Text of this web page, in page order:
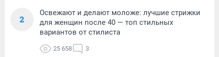
2
Освежают и делают моложе: лучшие стрижки
для женщин после 40 — топ стильных
вариантов от стилиста
25 658 3